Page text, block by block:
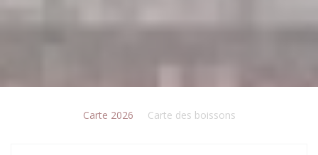
Carte 2026 Carte des boissons